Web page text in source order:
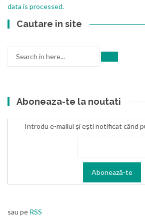
data is processed.
Cautare in site
Aboneaza-te la noutati
Introdu e-mailul și ești notificat când
sau pe RSS